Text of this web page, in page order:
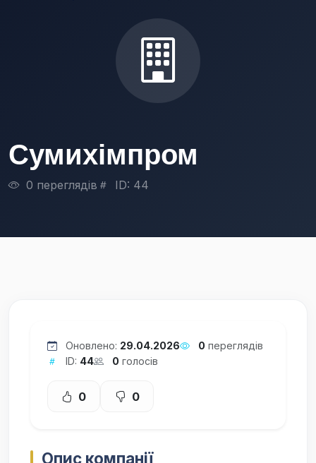
Сумихімпром
0 переглядів ID: 44
Оновлено: 29.04.2026 0 переглядів
ID: 44 0 голосів
0 0
Опис компанії